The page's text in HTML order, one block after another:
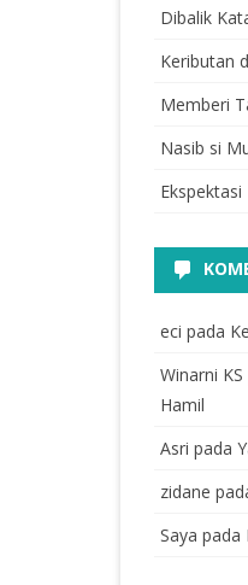
Dibalik
Keributan
Memberi
Nasib si
Ekspektasi
eci pada
Winarni KS
Hamil
Asri pada
zidane
Saya pada